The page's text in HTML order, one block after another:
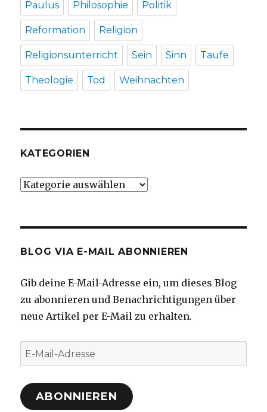
Paulus Philosophie Politik
Reformation Religion
Religionsunterricht Sein Sinn Taufe
Theologie Tod Weihnachten
KATEGORIEN
Kategorien
BLOG VIA E-MAIL ABONNIEREN
Gib deine E-Mail-Adresse ein, um dieses Blog
zu abonnieren und Benachrichtigungen über
neue Artikel per E-Mail zu erhalten.
E-
Mail-
Adresse
ABONNIEREN